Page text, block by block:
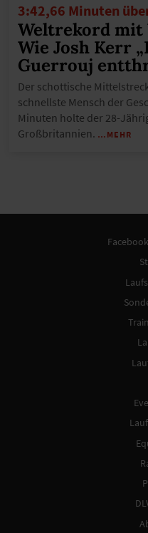
3:42,66 Minuten
Weltrekord mit
Wie Josh Kerr
Guerrouj
Der schottische
schnellste Mensch der
Minuten holte der 28-
Großbritannien. …MEHR
Facebook